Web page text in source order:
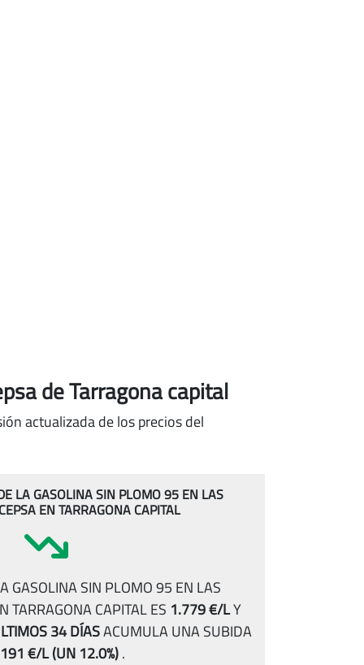
de Tarragona capital
actualizada de los precios del
LA GASOLINA SIN PLOMO 95 EN LAS
EN TARRAGONA CAPITAL
GASOLINA SIN PLOMO 95 EN LAS
TARRAGONA CAPITAL ES 1.779 €/LY
34 DÍASACUMULA UNA SUBIDA
€/L(UN 12.0%).